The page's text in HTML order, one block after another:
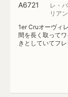
A6721
レ・
リアン
1er Cruオーヴィ
間を長く取って
きとしていてフ